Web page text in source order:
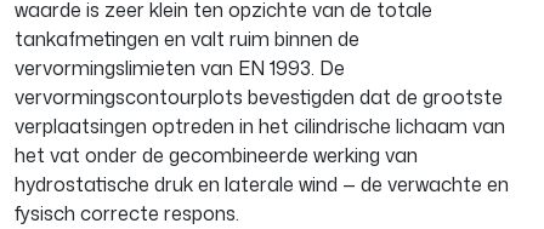
waarde is zeer klein ten opzichte van de totale
tankafmetingen en valt ruim binnen de
vervormingslimieten van EN 1993. De
vervormingscontourplots bevestigden dat de grootste
verplaatsingen optreden in het cilindrische lichaam van
het vat onder de gecombineerde werking van
hydrostatische druk en laterale wind — de verwachte en
fysisch correcte respons.